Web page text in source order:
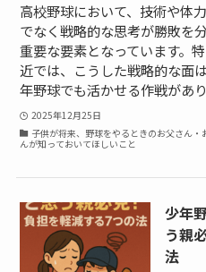
高校野球において、技術や体
でなく戦略的な思考が勝敗を
重要な要素となっています。
近では、こうした戦略的な面
年野球でも活かせる作戦があ
2025年12月25日
子供が将来、野球をやるときのお父さん・
んが知っておいてほしいこと
少年
う親
法